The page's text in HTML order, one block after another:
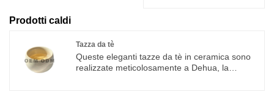
Prodotti caldi
Tazza da tè
Queste eleganti tazze da tè in ceramica sono
realizzate meticolosamente a Dehua, la